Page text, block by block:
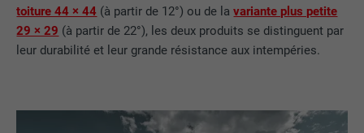
toiture 44 × 44 (à partir de 12°) ou de lavariante plus petite
29 × 29 (à partir de 22°), les deux produits se distinguent par
leur durabilité et leur grande résistance aux intempéries.
NOM _pin_unauth
EXPIRATION 1 an